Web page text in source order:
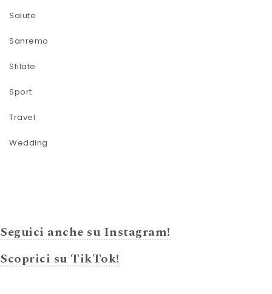
Salute
Sanremo
Sfilate
Sport
Travel
Wedding
Seguici anche su Instagram!
Scoprici su TikTok!